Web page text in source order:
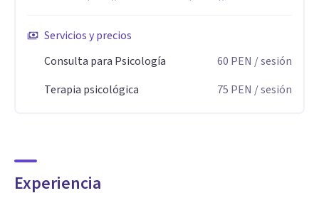
Servicios y precios
Consulta para Psicología
60 PEN / sesión
Terapia psicológica
75 PEN / sesión
Experiencia